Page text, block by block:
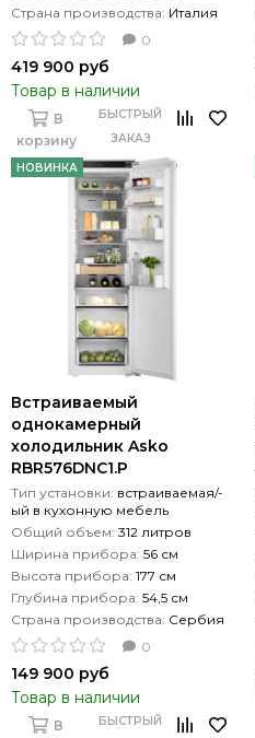
Страна производства: Италия
0
419 900 руб
Товар в наличии
В
корзину
БЫСТРЫЙ
ЗАКАЗ
НОВИНКА
Встраиваемый
однокамерный
холодильник Asko
RBR576DNC1.P
Тип установки: встраиваемая/-
ый в кухонную мебель
Общий объем: 312 литров
Ширина прибора: 56 см
Высота прибора: 177 см
Глубина прибора: 54,5 см
Страна производства: Сербия
0
149 900 руб
Товар в наличии
В
БЫСТРЫЙ